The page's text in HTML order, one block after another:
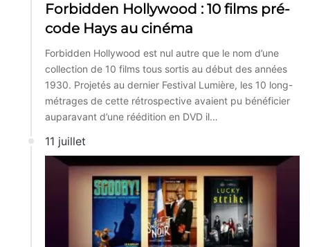
Forbidden Hollywood : 10 films pré-
code Hays au cinéma
Forbidden Hollywood est nul autre que le nom d’une
collection de 10 films tous sortis au début des années
1930. Projetés au dernier Festival Lumière, les 10 long-
métrages de cette rétrospective avaient pu bénéficier
auparavant d’une réédition en DVD il…
11 juillet